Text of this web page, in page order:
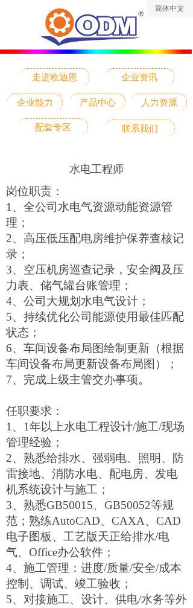
走进欧迪恩
人力资源
企业资讯
联系我们
企业能力
配套专区
ꀅ
简体中文
产品中心
水电工程师
岗位职责：
1 、全公司水电气资源动能资源管
理；
2、高压低压配电房维护保养查核记
录；
3、空压机房巡查记录，安全阀及压
力表、储气罐台账管理；
4、公司大规划水电气设计；
5、持续优化公司能源使用最佳匹配
状态；
6、车间设备布局图绘制更新（根据
车间设备布局更新设备布局图）；
7、完成上级主管交办事项。
任职要求：
1 、 1年以上水电工程设计/施工/现场
管理经验 ；
2、熟悉给排水、强弱电、照明、防
雷接地、消防水电、配电房、发电
机系统设计与施工 ；
3、 熟悉GB50015、GB50052等规
范；熟练AutoCAD、CAXA、 CAD
电子图板、工艺版天正给排水/电
气、Office办公软件；
4、 施工管理：进度/质量/安全/成本
控制 、 调试、竣工验收；
5、 对接施工、设计、供电/水务等外